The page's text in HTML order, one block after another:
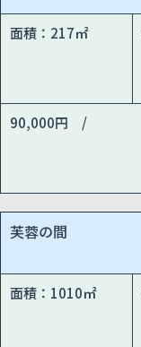
面積：217㎡
90,000円 /
芙蓉の間
面積：1010㎡